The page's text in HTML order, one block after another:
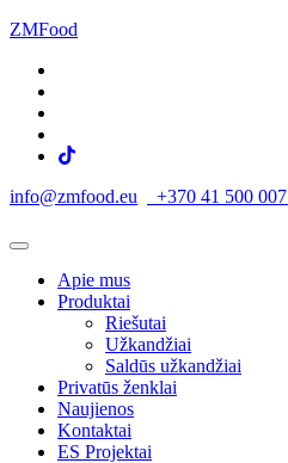
ZMFood
info@zmfood.eu +370 41 500 007
Apie mus
Produktai
Riešutai
Užkandžiai
Saldūs užkandžiai
Privatūs ženklai
Naujienos
Kontaktai
ES Projektai